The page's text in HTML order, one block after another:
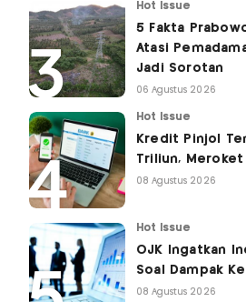
Hot Issue
5 Fakta
Atasi
Jadi Sorotan
06 Agustus 2026
Hot Issue
Kredit Pinjol
Triliun, Meroket
08 Agustus 2026
Hot Issue
OJK Ingatkan
Soal Dampak
08 Agustus 2026